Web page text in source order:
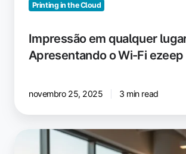
Printing in the Cloud
Impressão em qualquer
Apresentando o Wi-Fi ezeep
novembro 25, 2025 3 min read